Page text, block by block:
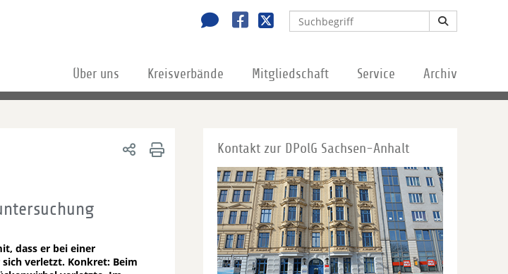
Über uns Kreisverbände Mitgliedschaft Service Archiv
dass er bei einer
verletzt. Konkret: Beim
Kontakt zur DPolG Sachsen-Anhalt